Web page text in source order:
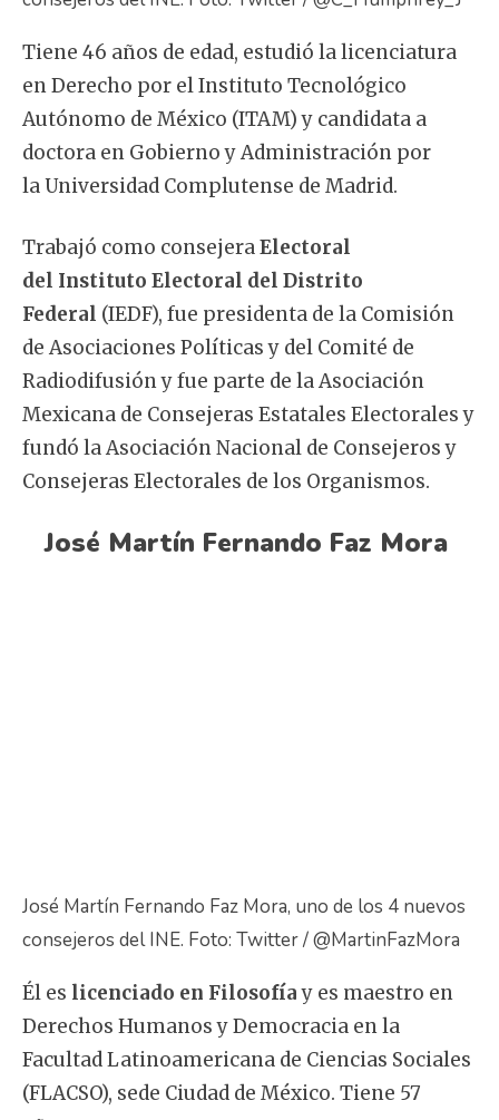
Tiene 46 años de edad, estudió la licenciatura
en Derecho por el Instituto Tecnológico
Autónomo de México (ITAM) y candidata a
doctora en Gobierno y Administración por
la Universidad Complutense de Madrid.
Trabajó como consejeraElectoral
del Instituto Electoral del Distrito
Federal (IEDF), fue presidenta de la Comisión
de Asociaciones Políticas y del Comité de
Radiodifusión y fue parte de la Asociación
Mexicana de Consejeras Estatales Electorales y
fundó la Asociación Nacional de Consejeros y
Consejeras Electorales de los Organismos.
José Martín Fernando Faz Mora
José Martín Fernando Faz Mora, uno de los 4 nuevos
consejeros del INE. Foto: Twitter / @MartinFazMora
Él es licenciado en Filosofíay es maestro en
Derechos Humanos y Democracia en la
Facultad Latinoamericana de Ciencias Sociales
(FLACSO), sede Ciudad de México. Tiene 57